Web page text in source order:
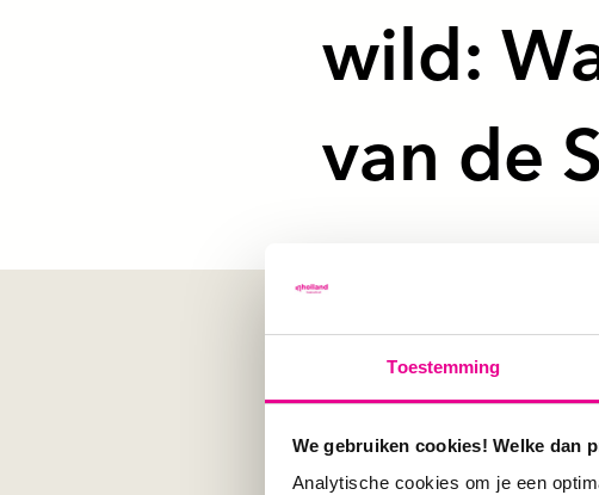
Toestemming
We gebruiken cookies! Welke dan
Analytische cookies om je een
wild:
van de
Buurtcentrum de